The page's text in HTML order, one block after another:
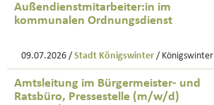
Außendienstmitarbeiter:in im
kommunalen Ordnungsdienst
09.07.2026 / Stadt Königswinter / Königswinter
Amtsleitung im Bürgermeister- und
Ratsbüro, Pressestelle (m/w/d)